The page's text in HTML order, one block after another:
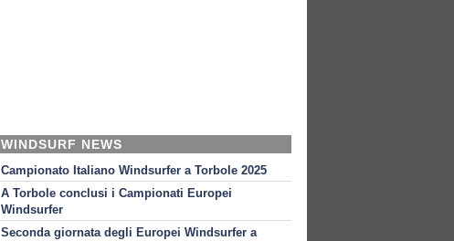
WINDSURF NEWS
Campionato Italiano Windsurfer a Torbole 2025
A Torbole conclusi i Campionati Europei
Windsurfer
Seconda giornata degli Europei Windsurfer a